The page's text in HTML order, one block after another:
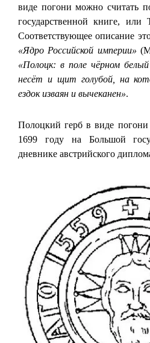
виде погони можно считать
государственной книге, или
Соответствующее описание
«Ядро Российской империи»
«Полоцк: в поле чёрном
несёт и щит голубой, на
ездок изваян и вычеканен».
Полоцкий герб в виде
1699 году на Большой
дневнике австрийского